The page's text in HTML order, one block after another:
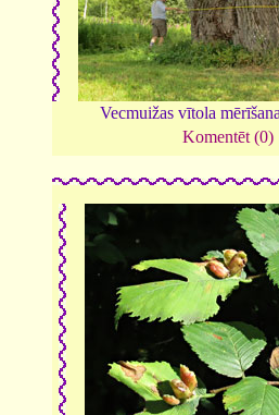
Vecmuižas vītola
Komentēt (0)